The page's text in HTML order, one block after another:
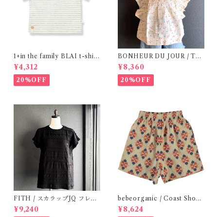
1+in the family BLAI t-shirt
(Grey)
¥4,312
20%OFF
BONHEUR DU JOUR / TO
SCANE BlOUSE (Rose 2~6
Y)
¥8,360
20%OFF
FITH / スカラップJQ フレン
チスリーブTシャツ (Black) /
Size 1・2
¥9,240
bebeorganic / Coast Short
s Under The Sea ( 3・５Y)
¥8,624